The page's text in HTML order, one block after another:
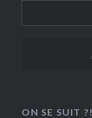
ON SE SUIT ?!